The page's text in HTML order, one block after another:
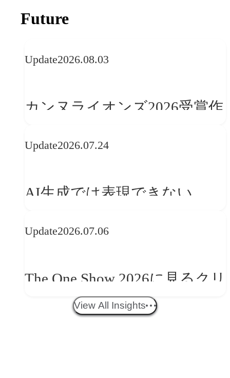
Future
Update2026.08.03
カンヌライオンズ2026受賞作
──「優れたブランド体験」
か
Update2026.07.24
AI生成では表現できない
望
Update2026.07.06
The One Show 2026に見るクリ
エイティブトレンド──社会
View All Insights